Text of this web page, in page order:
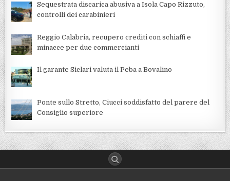
Sequestrata discarica abusiva a Isola Capo Rizzuto,
controlli dei carabinieri
Reggio Calabria, recupero crediti con schiaffi e
minacce per due commercianti
Il garante Siclari valuta il Peba a Bovalino
Ponte sullo Stretto, Ciucci soddisfatto del parere del
Consiglio superiore